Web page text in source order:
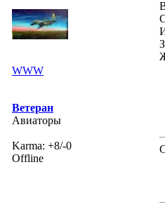
WWW
Ветеран
Авиаторы
Karma: +8/-0
Offline